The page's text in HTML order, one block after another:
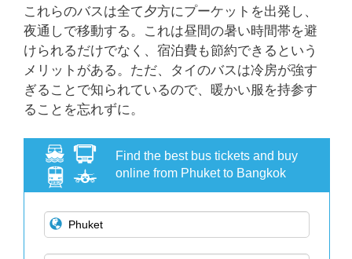
これらのバスは全て夕方にプーケットを出発し、
夜通しで移動する。これは昼間の暑い時間帯を避
けられるだけでなく、宿泊費も節約できるという
メリットがある。ただ、タイのバスは冷房が強す
ぎることで知られているので、暖かい服を持参す
ることを忘れずに。
Find the best bus tickets and buy
online from Phuket to Bangkok